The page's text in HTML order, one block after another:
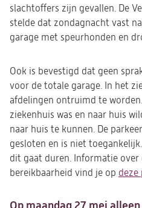
slachtoffers zijn gevallen. De
stelde dat zondagnacht vast
garage met speurhonden en
Ook is bevestigd dat geen
voor de totale garage. In het
afdelingen ontruimd te
ziekenhuis was en naar huis
naar huis te kunnen. De
gesloten en is niet
dit gaat duren. Informatie over
bereikbaarheid vind je op deze